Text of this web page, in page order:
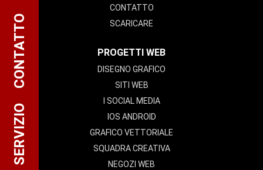
CONTATTO
SCARICARE
PROGETTI WEB
DISEGNO GRAFICO
SITI WEB
I SOCIAL MEDIA
IOS ANDROID
GRAFICO VETTORIALE
SQUADRA CREATIVA
NEGOZI WEB
SERVIZIO
CONTATTO